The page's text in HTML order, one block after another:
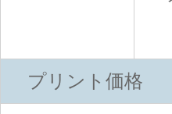
プリント価格